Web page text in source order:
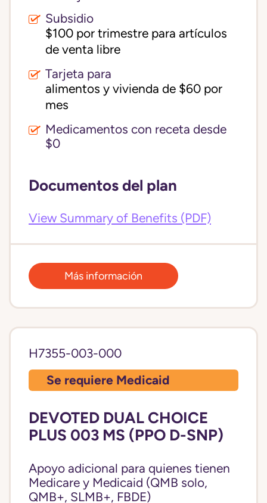
Subsidio
$100 por trimestre para artículos
de venta libre
Tarjeta para
alimentos y vivienda de $60 por
mes
Medicamentos con receta desde
$0
Documentos del plan
View Summary of Benefits (PDF)
Más información
H7355-003-000
Se requiere Medicaid
DEVOTED DUAL CHOICE
PLUS 003 MS (PPO D-SNP)
Apoyo adicional para quienes tienen
Medicare y Medicaid (QMB solo,
QMB+, SLMB+, FBDE)